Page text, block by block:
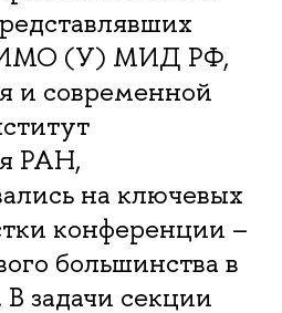
(У) МИД РФ,
и современной
РАН,
на ключевых
конференции –
большинства в
задачи секции